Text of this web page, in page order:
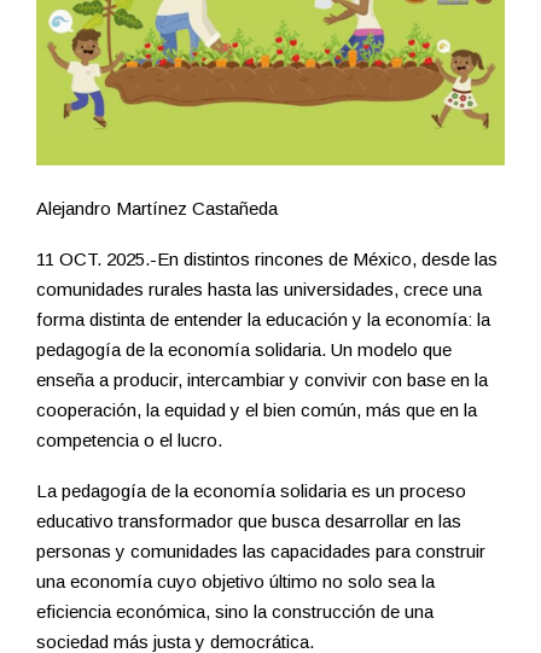
Alejandro Martínez Castañeda
11 OCT. 2025.-En distintos rincones de México, desde las
comunidades rurales hasta las universidades, crece una
forma distinta de entender la educación y la economía: la
pedagogía de la economía solidaria. Un modelo que
enseña a producir, intercambiar y convivir con base en la
cooperación, la equidad y el bien común, más que en la
competencia o el lucro.
La pedagogía de la economía solidaria es un proceso
educativo transformador que busca desarrollar en las
personas y comunidades las capacidades para construir
una economía cuyo objetivo último no solo sea la
eficiencia económica, sino la construcción de una
sociedad más justa y democrática.